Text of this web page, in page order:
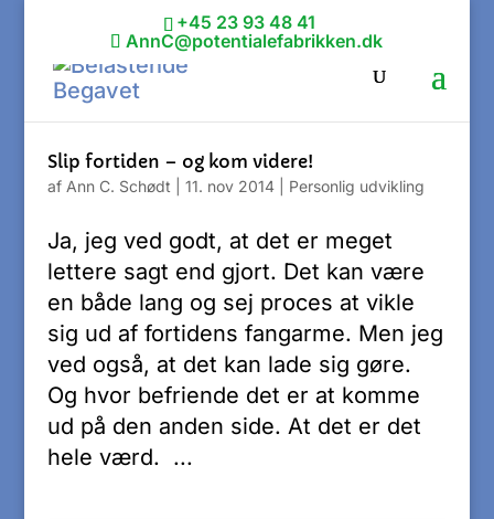
+45 23 93 48 41
AnnC@potentialefabrikken.dk
Slip fortiden – og kom videre!
af Ann C. Schødt 11. nov 2014| Personlig udvikling
Ja, jeg ved godt, at det er meget
lettere sagt end gjort. Det kan være
en både lang og sej proces at vikle
sig ud af fortidens fangarme. Men jeg
ved også, at det kan lade sig gøre.
Og hvor befriende det er at komme
ud på den anden side. At det er det
hele værd. ...